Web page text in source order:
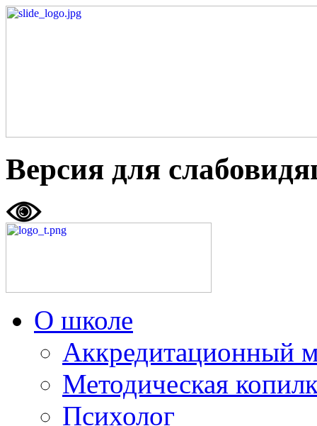
Версия для
О школе
Аккредитационный
Методическая
Психолог